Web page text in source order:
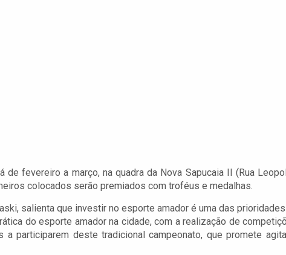
fevereiro a março, na quadra da Nova Sapucaia II (Rua
colocados serão premiados com troféus e medalhas.
salienta que investir no esporte amador é uma das
do esporte amador na cidade, com a realização de
participarem deste tradicional campeonato, que promete